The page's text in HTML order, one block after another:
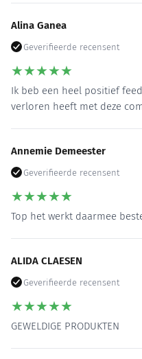
Alina Ganea
Geverifieerde recensent
★★★★★
Ik beb een heel positief
verloren heeft met deze
Annemie Demeester
Geverifieerde recensent
★★★★★
Top het werkt daarmee
ALIDA CLAESEN
Geverifieerde recensent
★★★★★
GEWELDIGE PRODUKTEN